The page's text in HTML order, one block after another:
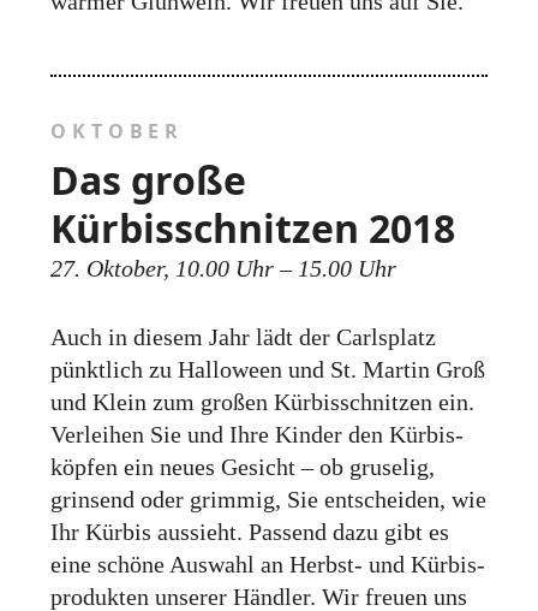
OKTOBER
Das große
Kürbisschnitzen 2018
27. Oktober, 10.00 Uhr – 15.00 Uhr
Auch in diesem Jahr lädt der Carlsplatz
pünktlich zu Halloween und St. Martin Groß
und Klein zum großen Kürbis­schnitzen ein.
Verleihen Sie und Ihre Kinder den Kürbis­
köpfen ein neues Gesicht – ob gruselig,
grinsend oder grimmig, Sie entscheiden, wie
Ihr Kürbis aussieht. Passend dazu gibt es
eine schöne Auswahl an Herbst- und Kürbis­
produkten unserer Händler. Wir freuen uns